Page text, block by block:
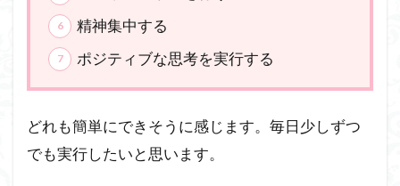
精神集中する
ポジティブな思考を実行する
どれも簡単にできそうに感じます。毎日少しずつ
でも実行したいと思います。